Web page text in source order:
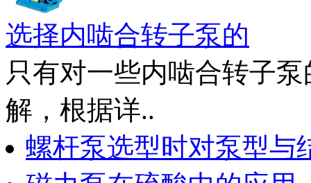
选择内啮合转子泵的
只有对一些内啮合转子
解，根据详..
螺杆泵选型时对泵型与